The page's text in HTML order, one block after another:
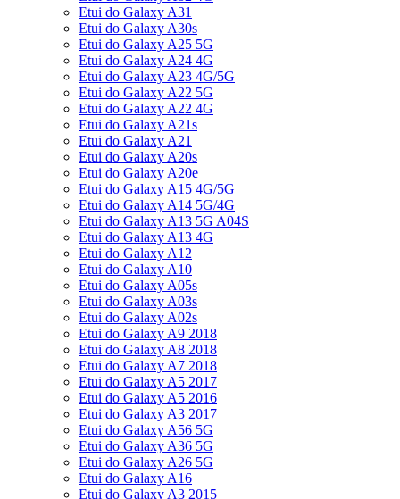
Etui do Galaxy A31
Etui do Galaxy A30s
Etui do Galaxy A25 5G
Etui do Galaxy A24 4G
Etui do Galaxy A23 4G/5G
Etui do Galaxy A22 5G
Etui do Galaxy A22 4G
Etui do Galaxy A21s
Etui do Galaxy A21
Etui do Galaxy A20s
Etui do Galaxy A20e
Etui do Galaxy A15 4G/5G
Etui do Galaxy A14 5G/4G
Etui do Galaxy A13 5G A04S
Etui do Galaxy A13 4G
Etui do Galaxy A12
Etui do Galaxy A10
Etui do Galaxy A05s
Etui do Galaxy A03s
Etui do Galaxy A02s
Etui do Galaxy A9 2018
Etui do Galaxy A8 2018
Etui do Galaxy A7 2018
Etui do Galaxy A5 2017
Etui do Galaxy A5 2016
Etui do Galaxy A3 2017
Etui do Galaxy A56 5G
Etui do Galaxy A36 5G
Etui do Galaxy A26 5G
Etui do Galaxy A16
Etui do Galaxy A3 2015